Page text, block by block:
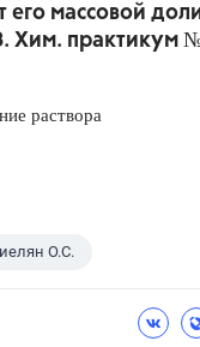
его массовой
Хим. практикум
раствора
О.С.